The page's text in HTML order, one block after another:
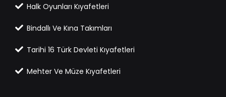
Halk Oyunları Kıyafetleri
Bindallı Ve Kına Takımları
Tarihi 16 Türk Devleti Kıyafetleri
Mehter Ve Müze Kıyafetleri